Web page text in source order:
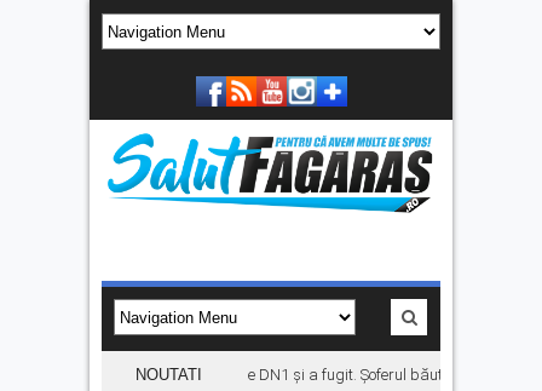
NOUTATI
A provocat un accident pe DN1 și a fugit. Șoferul băut a ajuns în arest